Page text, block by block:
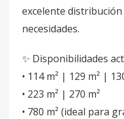
excelente
necesidades.
✨ Disponibilidades
• 114 m² | 129 m² |
• 223 m² | 270 m²
• 780 m² (ideal para